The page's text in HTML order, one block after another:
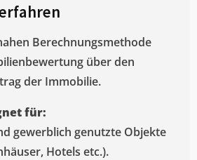
Berechnungsmethode
über den
der Immobilie.
für:
gewerblich genutzte Objekte
Hotels etc.).